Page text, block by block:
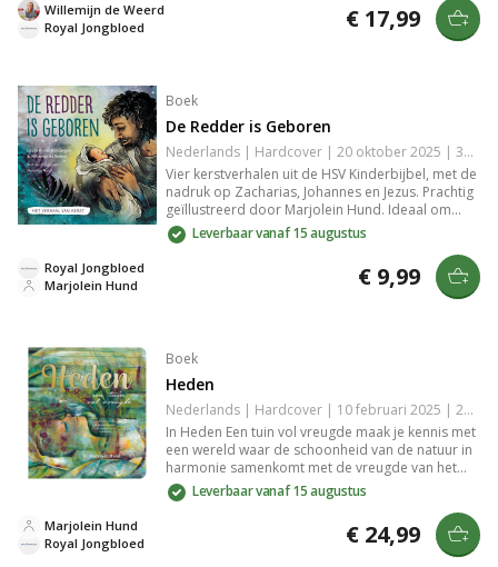
Royal Jongbloed
Willemijn de Weerd € 17,99
Boek
De Redder is Geboren
Nederlands | Hardcover | 20 oktober 2025 | 32 pagina's | 9789033834660
Vier kerstverhalen uit de HSV Kinderbijbel, met de
nadruk op Zacharias, Johannes en Jezus. Prachtig
geïllustreerd door Marjolein Hund. Ideaal om
samen het kerstverhaal te beleven en te genieten
van bekende Bijbelse verhalen in een frisse vorm.
Leverbaar vanaf 15 augustus
Marjolein Hund
Royal Jongbloed € 9,99
Boek
Heden
Nederlands | Hardcover | 10 februari 2025 | 208 pagina's | Basisbijbel | 9789033804663
In Heden Een tuin vol vreugde maak je kennis met
een wereld waar de schoonheid van de natuur in
harmonie samenkomt met de vreugde van het
leven. Dit boek biedt inspirerende inzichten en
praktische tips voor het creëren van een
kleurrijke beschrijvingen en ontdek hoe een tuin
kan bijdragen aan geluk en welzijn. Perfect voor
Leverbaar vanaf 15 augustus
Royal Jongbloed
Marjolein Hund € 24,99